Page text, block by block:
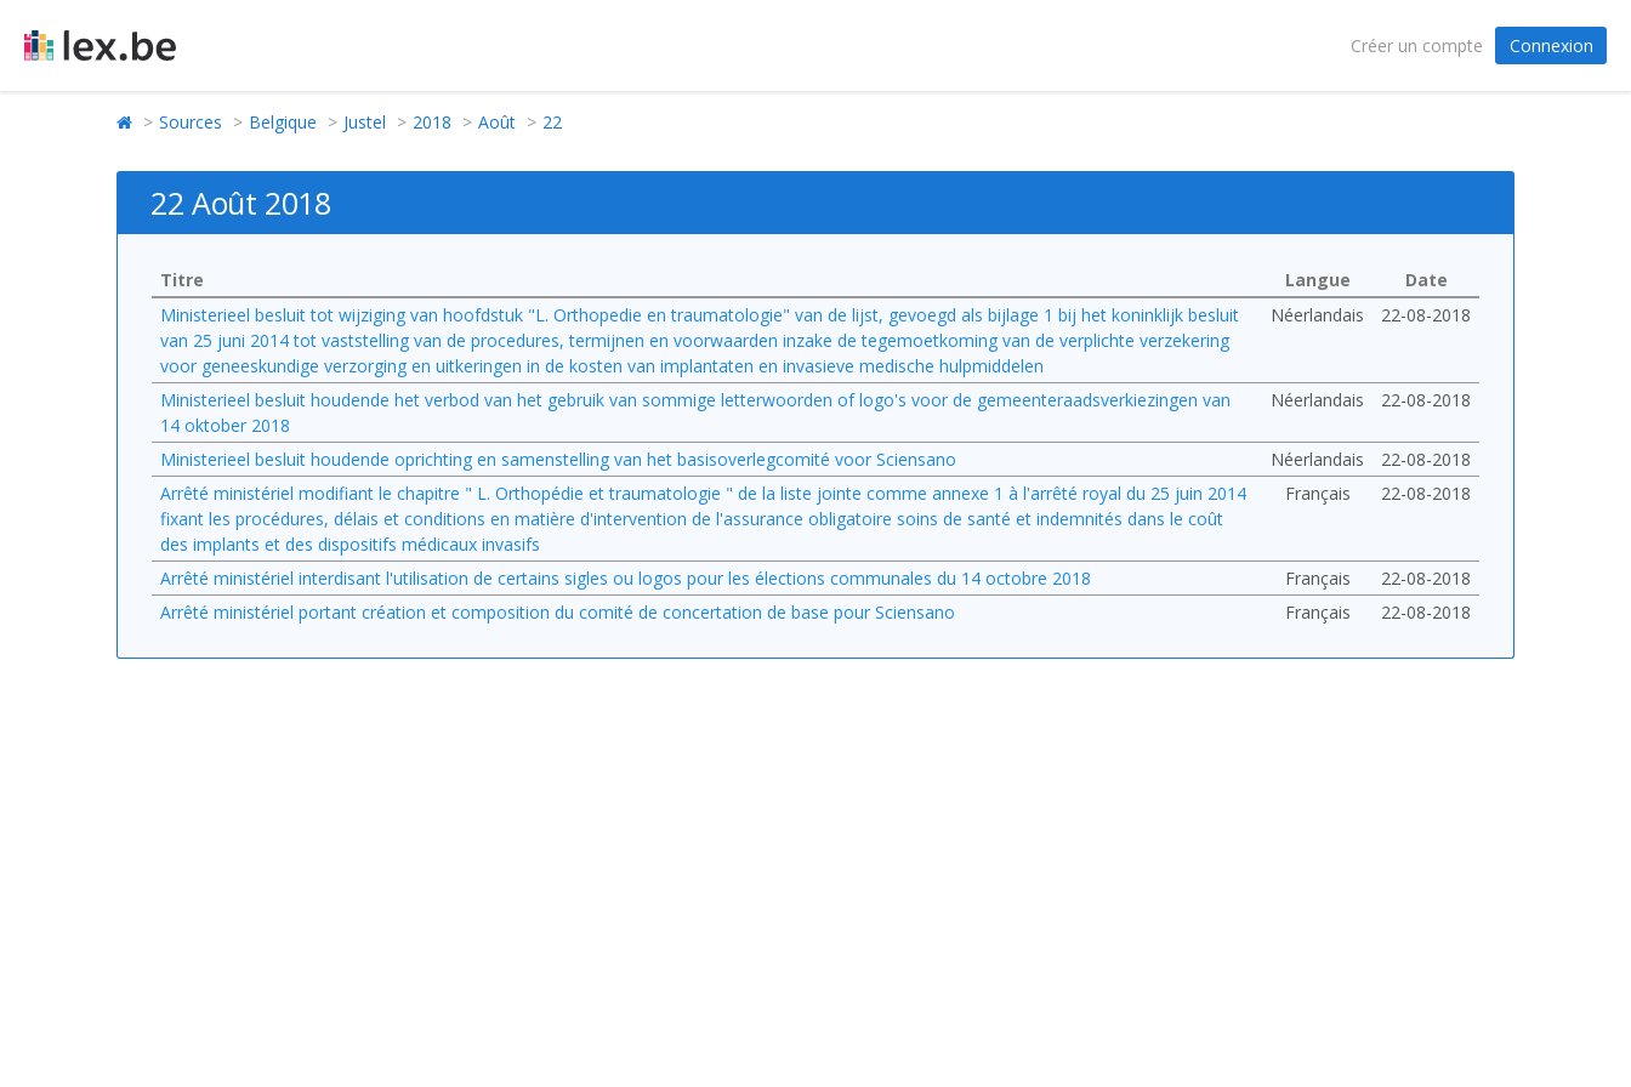
Créer un compte Connexion
Sources Belgique Justel 2018 Août 22
22 Août 2018
Titre Langue
Date
Ministerieel besluit tot wijziging van hoofdstuk "L. Orthopedie en traumatologie" van de lijst, gevoegd als bijlage 1 bij het koninklijk besluit
van 25 juni 2014 tot vaststelling van de procedures, termijnen en voorwaarden inzake de tegemoetkoming van de verplichte verzekering
voor geneeskundige verzorging en uitkeringen in de kosten van implantaten en invasieve medische hulpmiddelen
Néerlandais 22-08-2018
Ministerieel besluit houdende het verbod van het gebruik van sommige letterwoorden of logo's voor de gemeenteraadsverkiezingen van
14 oktober 2018
Néerlandais 22-08-2018
Ministerieel besluit houdende oprichting en samenstelling van het basisoverlegcomité voor Sciensano Néerlandais
22-08-2018
Arrêté ministériel modifiant le chapitre " L. Orthopédie et traumatologie " de la liste jointe comme annexe 1 à l'arrêté royal du 25 juin 2014
fixant les procédures, délais et conditions en matière d'intervention de l'assurance obligatoire soins de santé et indemnités dans le coût
des implants et des dispositifs médicaux invasifs
Français 22-08-2018
Arrêté ministériel interdisant l'utilisation de certains sigles ou logos pour les élections communales du 14 octobre 2018 Français
22-08-2018
Arrêté ministériel portant création et composition du comité de concertation de base pour Sciensano
Français 22-08-2018